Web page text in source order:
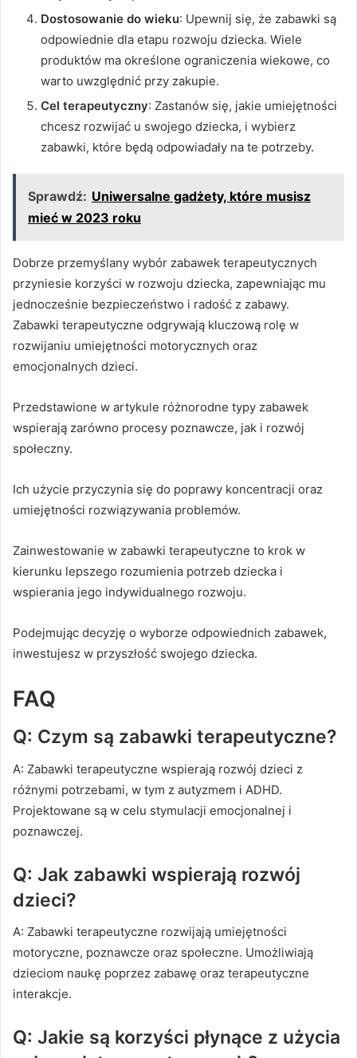
Dostosowanie do wieku: Upewnij się, że zabawki są
odpowiednie dla etapu rozwoju dziecka. Wiele
produktów ma określone ograniczenia wiekowe, co
warto uwzględnić przy zakupie.
Cel terapeutyczny: Zastanów się, jakie umiejętności
chcesz rozwijać u swojego dziecka, i wybierz
zabawki, które będą odpowiadały na te potrzeby.
Sprawdź: Uniwersalne gadżety, które musisz
mieć w 2023 roku
Dobrze przemyślany wybór zabawek terapeutycznych
przyniesie korzyści w rozwoju dziecka, zapewniając mu
jednocześnie bezpieczeństwo i radość z zabawy.
Zabawki terapeutyczne odgrywają kluczową rolę w
rozwijaniu umiejętności motorycznych oraz
emocjonalnych dzieci.
Przedstawione w artykule różnorodne typy zabawek
wspierają zarówno procesy poznawcze, jak i rozwój
społeczny.
Ich użycie przyczynia się do poprawy koncentracji oraz
umiejętności rozwiązywania problemów.
Zainwestowanie w zabawki terapeutyczne to krok w
kierunku lepszego rozumienia potrzeb dziecka i
wspierania jego indywidualnego rozwoju.
Podejmując decyzję o wyborze odpowiednich zabawek,
inwestujesz w przyszłość swojego dziecka.
FAQ
Q: Czym są zabawki terapeutyczne?
A: Zabawki terapeutyczne wspierają rozwój dzieci z
różnymi potrzebami, w tym z autyzmem i ADHD.
Projektowane są w celu stymulacji emocjonalnej i
poznawczej.
Q: Jak zabawki wspierają rozwój
dzieci?
A: Zabawki terapeutyczne rozwijają umiejętności
motoryczne, poznawcze oraz społeczne. Umożliwiają
dzieciom naukę poprzez zabawę oraz terapeutyczne
interakcje.
Q: Jakie są korzyści płynące z użycia